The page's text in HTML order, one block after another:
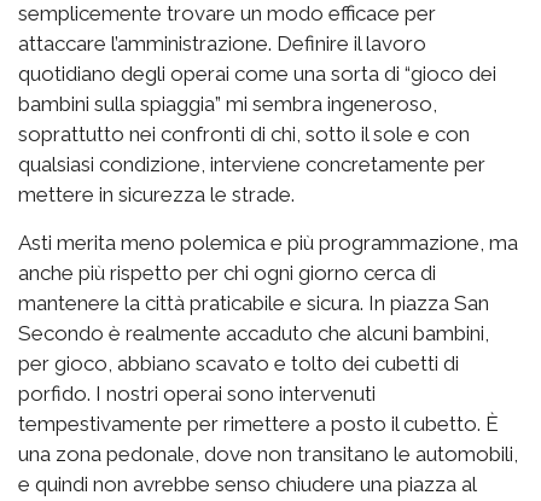
semplicemente trovare un modo efficace per
attaccare l’amministrazione. Definire il lavoro
quotidiano degli operai come una sorta di “gioco dei
bambini sulla spiaggia” mi sembra ingeneroso,
soprattutto nei confronti di chi, sotto il sole e con
qualsiasi condizione, interviene concretamente per
mettere in sicurezza le strade.
Asti merita meno polemica e più programmazione, ma
anche più rispetto per chi ogni giorno cerca di
mantenere la città praticabile e sicura. In piazza San
Secondo è realmente accaduto che alcuni bambini,
per gioco, abbiano scavato e tolto dei cubetti di
porfido. I nostri operai sono intervenuti
tempestivamente per rimettere a posto il cubetto. È
una zona pedonale, dove non transitano le automobili,
e quindi non avrebbe senso chiudere una piazza al